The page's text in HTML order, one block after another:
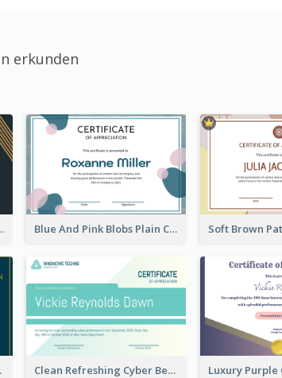
erkunden
Certificate Blue And Pink Blobs Plain Certificate
Clean Refreshing Cyber Best Certificate Design